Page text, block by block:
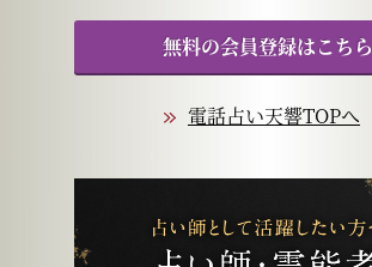
無料の会員登録はこちら
電話占い天響TOPへ